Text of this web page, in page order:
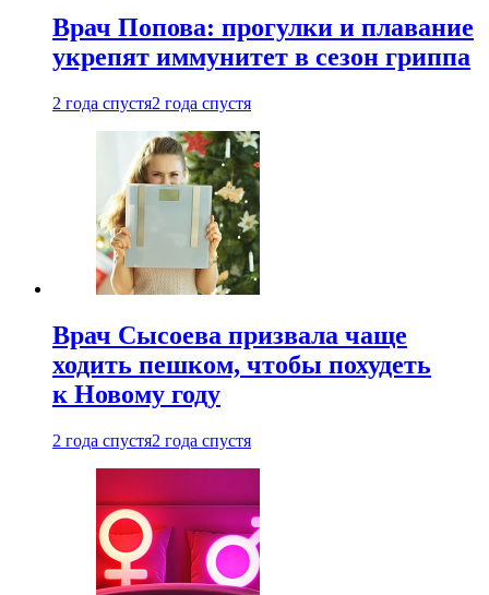
Врач Попова: прогулки и плавание
укрепят иммунитет в сезон гриппа
2 года спустя2 года спустя
Врач Сысоева призвала чаще
ходить пешком, чтобы похудеть
к Новому году
2 года спустя2 года спустя